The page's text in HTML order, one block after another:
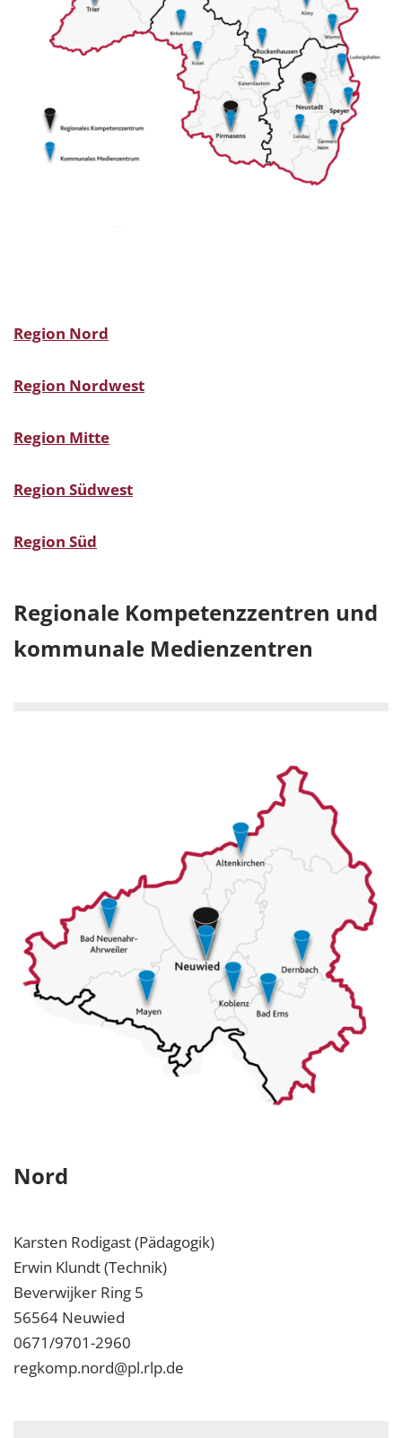
Region Nord
Region Nordwest
Region Mitte
Region Südwest
Region Süd
Regionale Kompetenzzentren und
kommunale Medienzentren
Nord
Karsten Rodigast (Pädagogik)
Erwin Klundt (Technik)
Beverwijker Ring 5
56564 Neuwied
0671/9701-2960
regkomp.nord@pl.rlp.de